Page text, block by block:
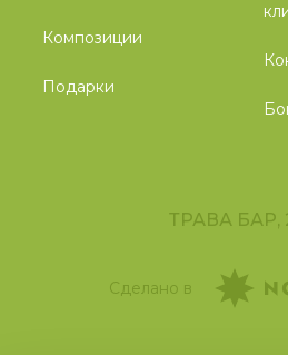
Композиции
Подарки
ТРАВА БАР,
Сделано в